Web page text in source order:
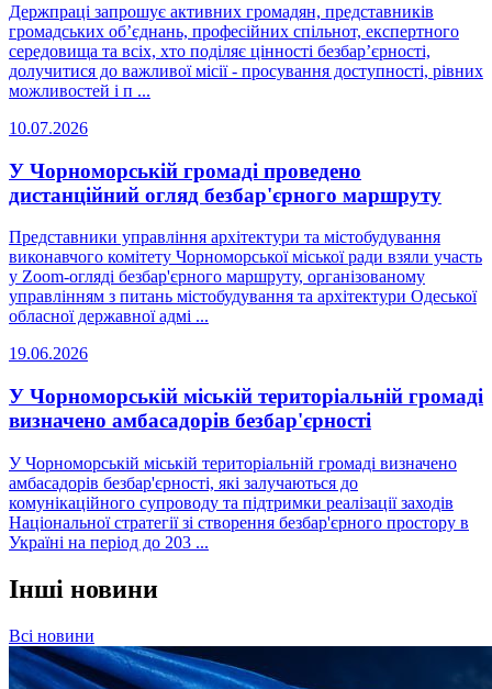
Держпраці запрошує активних громадян, представників
громадських об’єднань, професійних спільнот, експертного
середовища та всіх, хто поділяє цінності безбар’єрності,
долучитися до важливої місії - просування доступності, рівних
можливостей і п ...
10.07.2026
У Чорноморській громаді проведено
дистанційний огляд безбар'єрного маршруту
Представники управління архітектури та містобудування
виконавчого комітету Чорноморської міської ради взяли участь
у Zoom-огляді безбар'єрного маршруту, організованому
управлінням з питань містобудування та архітектури Одеської
обласної державної адмі ...
19.06.2026
У Чорноморській міській територіальній громаді
визначено амбасадорів безбар'єрності
У Чорноморській міській територіальній громаді визначено
амбасадорів безбар'єрності, які залучаються до
комунікаційного супроводу та підтримки реалізації заходів
Національної стратегії зі створення безбар'єрного простору в
Україні на період до 203 ...
Інші новини
Всі новини